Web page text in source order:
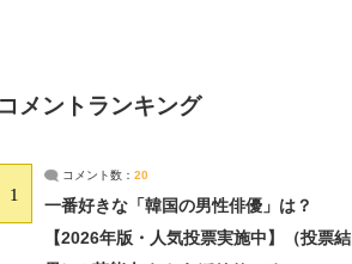
コメントランキング
1
コメント数： 20
一番好きな「韓国の男性俳優」は？
【2026年版・人気投票実施中】（投票結